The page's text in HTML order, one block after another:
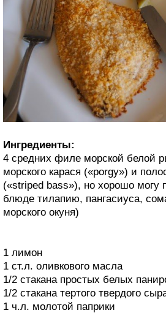
Ингредиенты:
4 средних филе морской белой
морского карася («porgy») и
(«striped bass»), но хорошо могу
блюде тилапию, пангасиуса,
морского окуня)
1 лимон
1 ст.л. оливкового масла
1/2 стакана простых белых
1/2 стакана тертого твердого
1 ч.л. молотой паприки